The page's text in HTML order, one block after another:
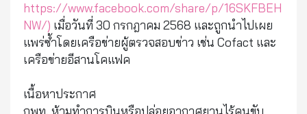
https://www.facebook.com/share/p/16SKFBEH
NW/) เมื่อวันที่ 30 กรกฎาคม 2568 และถูกนำไปเผย
แพร่ซ้ำโดยเครือข่ายผู้ตรวจสอบข่าว เช่น Cofact และ
เครือข่ายอีสานโคแฟค
เนื้อหาประกาศ
กพท. ห้ามทำการบินหรือปล่อยอากาศยานไร้คนขับ